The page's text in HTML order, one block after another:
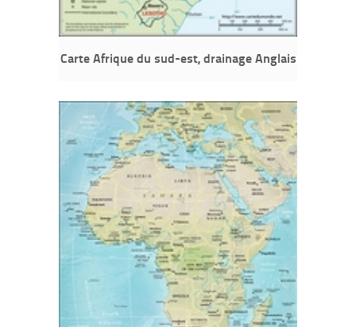
Carte Afrique du sud-est, drainage Anglais